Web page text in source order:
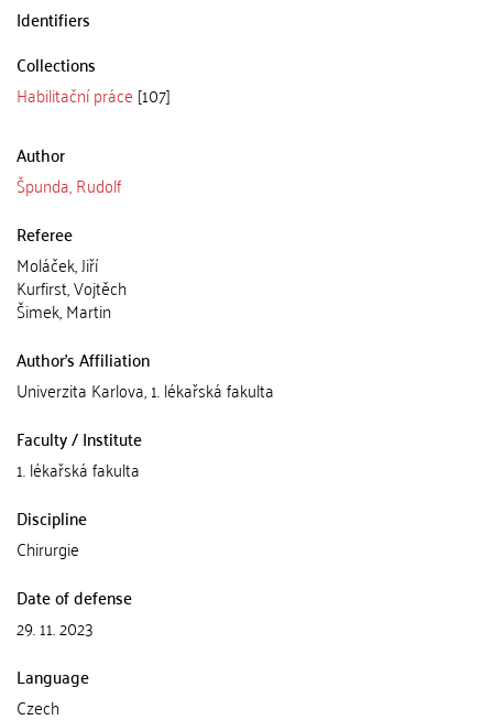
Identifiers
Collections
Habilitační práce [107]
Author
Špunda, Rudolf
Referee
Moláček, Jiří
Kurfirst, Vojtěch
Šimek, Martin
Author's Affiliation
Univerzita Karlova, 1. lékařská fakulta
Faculty / Institute
1. lékařská fakulta
Discipline
Chirurgie
Date of defense
29. 11. 2023
Language
Czech